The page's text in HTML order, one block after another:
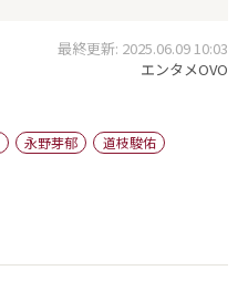
最終更新: 2025.06.09 10:03
エンタメOVO
永野芽郁
道枝駿佑